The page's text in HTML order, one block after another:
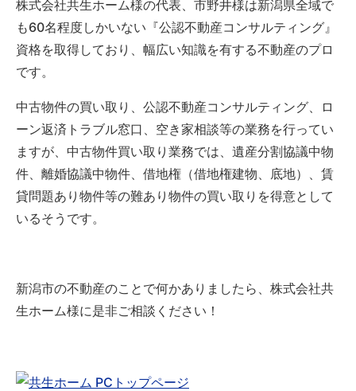
株式会社共生ホーム様の代表、市野井様は新潟県全域で
も60名程度しかいない『公認不動産コンサルティング』
資格を取得しており、幅広い知識を有する不動産のプロ
です。
中古物件の買い取り、公認不動産コンサルティング、ロ
ーン返済トラブル窓口、空き家相談等の業務を行ってい
ますが、中古物件買い取り業務では、遺産分割協議中物
件、離婚協議中物件、借地権（借地権建物、底地）、賃
貸問題あり物件等の難あり物件の買い取りを得意として
いるそうです。
新潟市の不動産のことで何かありましたら、株式会社共
生ホーム様に是非ご相談ください！